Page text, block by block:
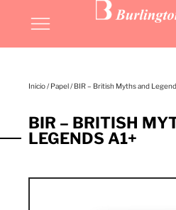
Inicio/ Papel/ BIR – British Myths and
BIR – BRITISH
LEGENDS A1+